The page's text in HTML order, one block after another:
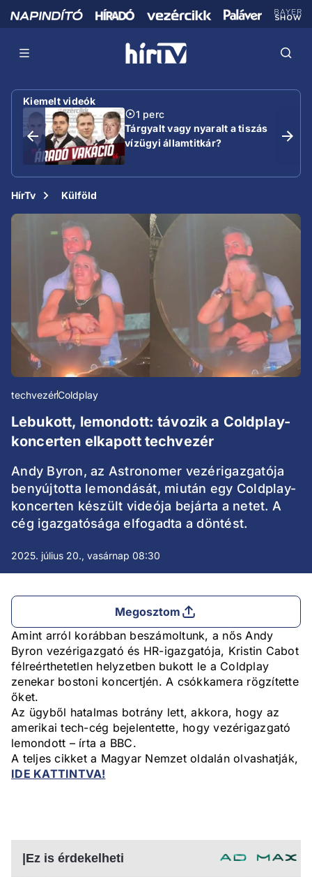
Kiemelt videók
1 perc
Tárgyalt vagy nyaralt a tiszás
vízügyi államtitkár?
HírTv Külföld
techvezérColdplay
Lebukott, lemondott: távozik a Coldplay-
koncerten elkapott techvezér
Andy Byron, az Astronomer vezérigazgatója
benyújtotta lemondását, miután egy Coldplay-
koncerten készült videója bejárta a netet. A
cég igazgatósága elfogadta a döntést.
2025. július 20., vasárnap 08:30
Megosztom
Amint arról korábban beszámoltunk, a nős Andy
Byron vezérigazgató és HR-igazgatója, Kristin Cabot
félreérthetetlen helyzetben bukott le a Coldplay
zenekar bostoni koncertjén. A csókkamera rögzítette
őket.
Az ügyből hatalmas botrány lett, akkora, hogy az
amerikai tech-cég bejelentette, hogy vezérigazgató
lemondott – írta a BBC.
A teljes cikket a Magyar Nemzet oldalán olvashatják,
IDE KATTINTVA!